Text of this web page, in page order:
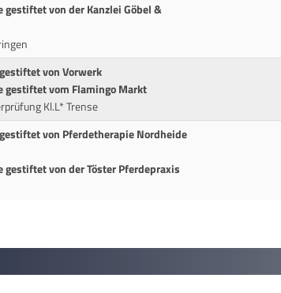
gestiftet von der Kanzlei Göbel &
von Vorwerk
gestiftet vom Flamingo Markt
Kl.L* Trense
von Pferdetherapie Nordheide
gestiftet von der Töster Pferdepraxis